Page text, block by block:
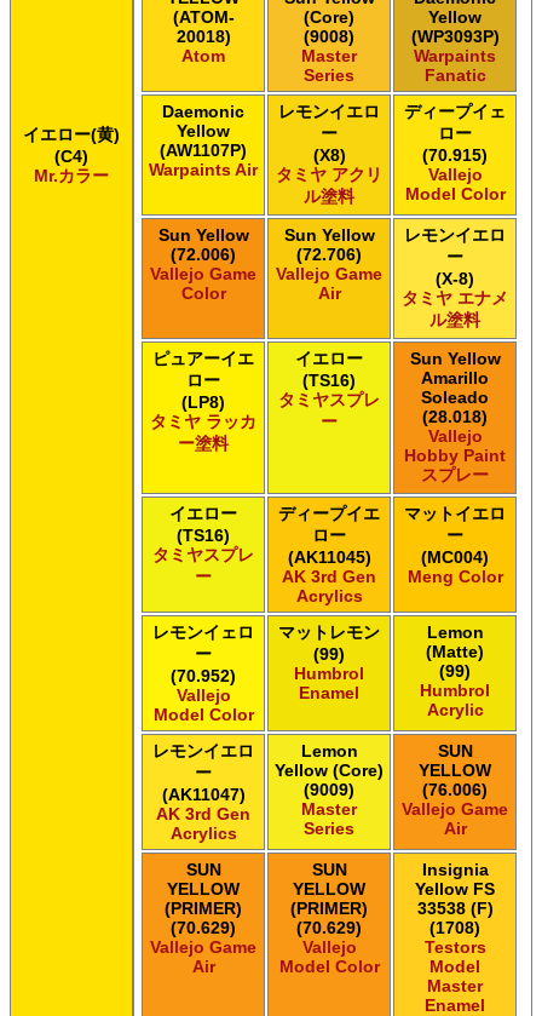
イエロー(黄)
(C4)
Mr.カラー
(ATOM-
20018)
Atom
(Core)
(9008)
Master
Series
Yellow
(WP3093P)
Warpaints
Fanatic
Daemonic
Yellow
(AW1107P)
Warpaints Air
レモンイエロ
ー
(X8)
タミヤ アクリ
ル塗料
ディープイェ
ロー
(70.915)
Vallejo
Model Color
Sun Yellow
(72.006)
Vallejo Game
Color
Sun Yellow
(72.706)
Vallejo Game
Air
レモンイエロ
ー
(X-8)
タミヤ エナメ
ル塗料
ピュアーイエ
ロー
(LP8)
タミヤ ラッカ
ー塗料
イエロー
(TS16)
タミヤスプレ
ー
Sun Yellow
Amarillo
Soleado
(28.018)
Vallejo
Hobby Paint
スプレー
イエロー
(TS16)
タミヤスプレ
ー
ディープイエ
ロー
(AK11045)
AK 3rd Gen
Acrylics
マットイエロ
ー
(MC004)
Meng Color
レモンイェロ
ー
(70.952)
Vallejo
Model Color
マットレモン
(99)
Humbrol
Enamel
Lemon
(Matte)
(99)
Humbrol
Acrylic
レモンイエロ
ー
(AK11047)
AK 3rd Gen
Acrylics
Lemon
Yellow (Core)
(9009)
Master
Series
SUN
YELLOW
(76.006)
Vallejo Game
Air
SUN
YELLOW
(PRIMER)
(70.629)
Vallejo Game
Air
SUN
YELLOW
(PRIMER)
(70.629)
Vallejo
Model Color
Insignia
Yellow FS
33538 (F)
(1708)
Testors
Model
Master
Enamel